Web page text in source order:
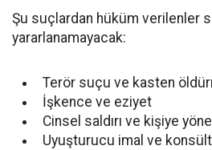
Şu suçlardan hüküm verilenler
yararlanamayacak:
Terör suçu ve kasten
İşkence ve eziyet
Cinsel saldırı ve kişiye
Uyuşturucu imal ve